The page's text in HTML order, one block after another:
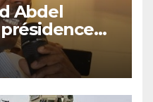
Abdel
Nationale